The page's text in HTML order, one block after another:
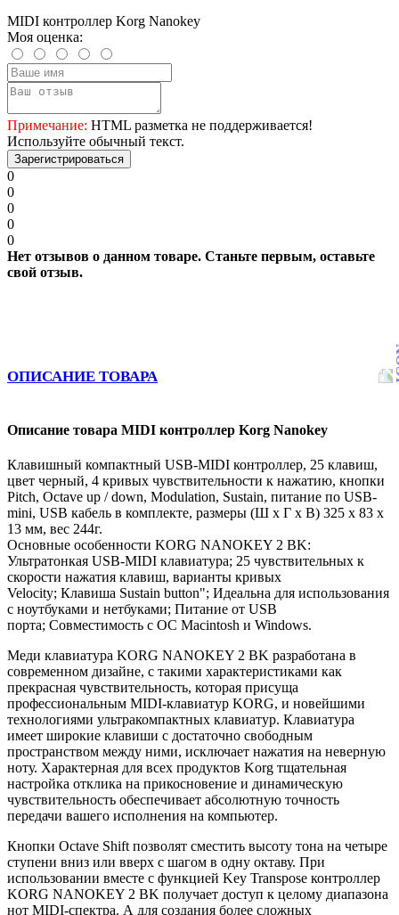
MIDI контроллер Korg Nanokey
Моя оценка:
Примечание: HTML разметка не поддерживается!
Используйте обычный текст.
Зарегистрироваться
0
0
0
0
0
Нет отзывов о данном товаре. Станьте первым, оставьте
свой отзыв.
ОПИСАНИЕ ТОВАРА
Описание товара MIDI контроллер Korg Nanokey
Клавишный компактный USB-MIDI контроллер, 25 клавиш,
цвет черный, 4 кривых чувствительности к нажатию, кнопки
Pitch, Octave up / down, Modulation, Sustain, питание по USB-
mini, USB кабель в комплекте, размеры (Ш x Г x В) 325 х 83 х
13 мм, вес 244г.
Основные особенности KORG NANOKEY 2 BK:
Ультратонкая USB-MIDI клавиатура; 25 чувствительных к
скорости нажатия клавиш, варианты кривых
Velocity; Клавиша Sustain button"; Идеальна для использования
с ноутбуками и нетбуками; Питание от USB
порта; Совместимость с ОС Macintosh и Windows.
Меди клавиатура KORG NANOKEY 2 BK разработана в
современном дизайне, с такими характеристиками как
прекрасная чувствительность, которая присуща
профессиональным MIDI-клавиатур KORG, и новейшими
технологиями ультракомпактных клавиатур. Клавиатура
имеет широкие клавиши с достаточно свободным
пространством между ними, исключает нажатия на неверную
ноту. Характерная для всех продуктов Korg тщательная
настройка отклика на прикосновение и динамическую
чувствительность обеспечивает абсолютную точность
передачи вашего исполнения на компьютер.
Кнопки Octave Shift позволят сместить высоту тона на четыре
ступени вниз или вверх с шагом в одну октаву. При
использовании вместе с функцией Key Transpose контроллер
KORG NANOKEY 2 BK получает доступ к целому диапазона
нот MIDI-спектра. А для создания более сложных